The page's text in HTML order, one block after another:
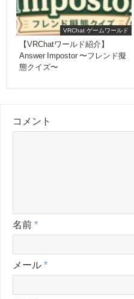
VRChat ゲームワールド
【VRChatワールド紹介】
Answer Impostor 〜フレンド擬
態クイズ〜
コメント
名前 *
メール *